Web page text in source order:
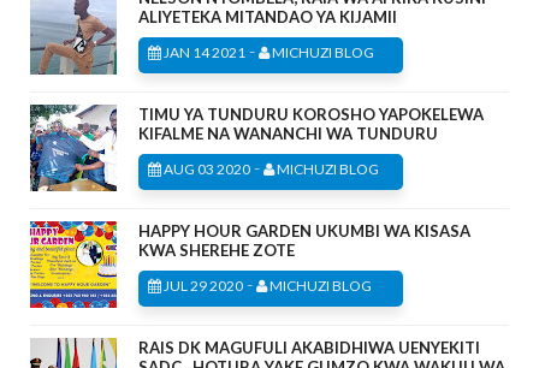
ALIYETEKA MITANDAO YA KIJAMII
JAN 14 2021 - MICHUZI BLOG
TIMU YA TUNDURU KOROSHO YAPOKELEWA
KIFALME NA WANANCHI WA TUNDURU
AUG 03 2020 - MICHUZI BLOG
HAPPY HOUR GARDEN UKUMBI WA KISASA
KWA SHEREHE ZOTE
JUL 29 2020 - MICHUZI BLOG
RAIS DK MAGUFULI AKABIDHIWA UENYEKITI